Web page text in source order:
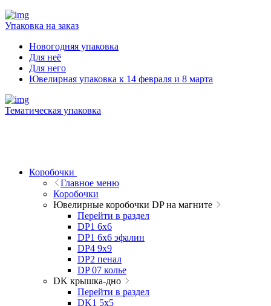
Упаковка на заказ
Новогодняя упаковка
Для неё
Для него
Ювелирная упаковка к 14 февраля и 8 марта
Тематическая упаковка
Коробочки
Главное меню
Коробочки
Ювелирные коробочки DP на магните
Перейти в раздел
DP1 6x6
DP1 6x6 эфалин
DP4 9x9
DP2 пенал
DP 07 колье
DK крышка-дно
Перейти в раздел
DK1 5x5